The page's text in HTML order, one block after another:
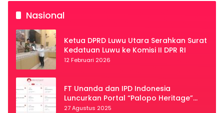
Nasional
Ketua DPRD Luwu Utara Serahkan Surat
Kedatuan Luwu ke Komisi II DPR RI
12 Februari 2026
FT Unanda dan IPD Indonesia
Luncurkan Portal “Palopo Heritage”
Secara Virtual
27 Agustus 2025